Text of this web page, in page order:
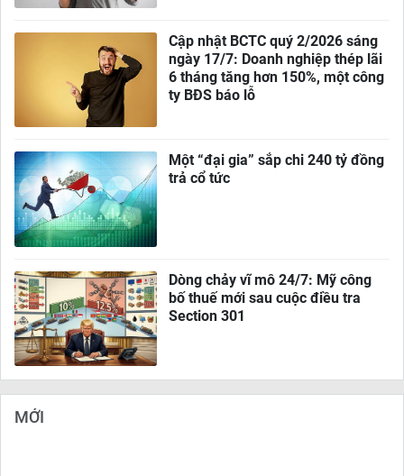
Cập nhật BCTC quý 2/2026 sáng
ngày 17/7: Doanh nghiệp thép lãi
6 tháng tăng hơn 150%, một công
ty BĐS báo lỗ
Một “đại gia” sắp chi 240 tỷ đồng
trả cổ tức
Dòng chảy vĩ mô 24/7: Mỹ công
bố thuế mới sau cuộc điều tra
Section 301
MỚI